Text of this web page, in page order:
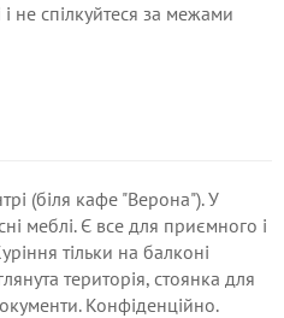
не спілкуйтеся за межами
(біля кафе "Верона"). У
меблі. Є все для приємного і
тільки на балконі
територія, стоянка для
Конфіденційно.